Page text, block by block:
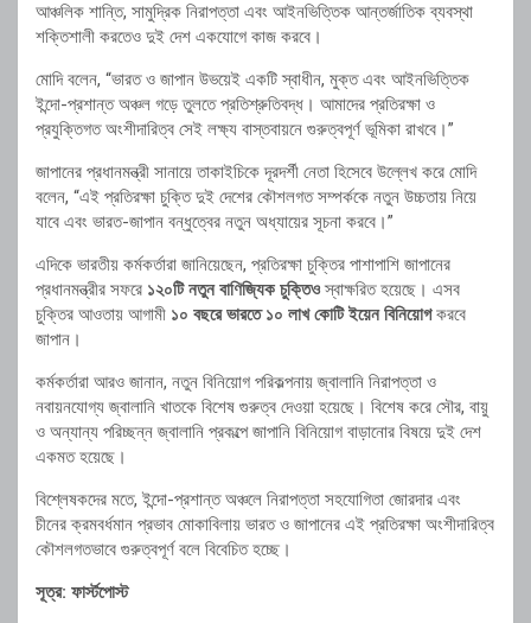
আঞ্চলিক শান্তি, সামুদ্রিক নিরাপত্তা এবং আইনভিত্তিক আন্তর্জাতিক ব্যবস্থা
শক্তিশালী করতেও দুই দেশ একযোগে কাজ করবে।
মোদি বলেন, “ভারত ও জাপান উভয়েই একটি স্বাধীন, মুক্ত এবং আইনভিত্তিক
ইন্দো-প্রশান্ত অঞ্চল গড়ে তুলতে প্রতিশ্রুতিবদ্ধ। আমাদের প্রতিরক্ষা ও
প্রযুক্তিগত অংশীদারিত্ব সেই লক্ষ্য বাস্তবায়নে গুরুত্বপূর্ণ ভূমিকা রাখবে।”
জাপানের প্রধানমন্ত্রী সানায়ে তাকাইচিকে দূরদর্শী নেতা হিসেবে উল্লেখ করে মোদি
বলেন, “এই প্রতিরক্ষা চুক্তি দুই দেশের কৌশলগত সম্পর্ককে নতুন উচ্চতায় নিয়ে
যাবে এবং ভারত-জাপান বন্ধুত্বের নতুন অধ্যায়ের সূচনা করবে।”
এদিকে ভারতীয় কর্মকর্তারা জানিয়েছেন, প্রতিরক্ষা চুক্তির পাশাপাশি জাপানের
প্রধানমন্ত্রীর সফরে ১২০টি নতুন বাণিজ্যিক চুক্তিওস্বাক্ষরিত হয়েছে। এসব
চুক্তির আওতায় আগামী ১০ বছরে ভারতে ১০ লাখ কোটি ইয়েন বিনিয়োগকরবে
জাপান।
কর্মকর্তারা আরও জানান, নতুন বিনিয়োগ পরিকল্পনায় জ্বালানি নিরাপত্তা ও
নবায়নযোগ্য জ্বালানি খাতকে বিশেষ গুরুত্ব দেওয়া হয়েছে। বিশেষ করে সৌর, বায়ু
ও অন্যান্য পরিচ্ছন্ন জ্বালানি প্রকল্পে জাপানি বিনিয়োগ বাড়ানোর বিষয়ে দুই দেশ
একমত হয়েছে।
বিশ্লেষকদের মতে, ইন্দো-প্রশান্ত অঞ্চলে নিরাপত্তা সহযোগিতা জোরদার এবং
চীনের ক্রমবর্ধমান প্রভাব মোকাবিলায় ভারত ও জাপানের এই প্রতিরক্ষা অংশীদারিত্ব
কৌশলগতভাবে গুরুত্বপূর্ণ বলে বিবেচিত হচ্ছে।
সূত্র: ফার্স্টপোস্ট